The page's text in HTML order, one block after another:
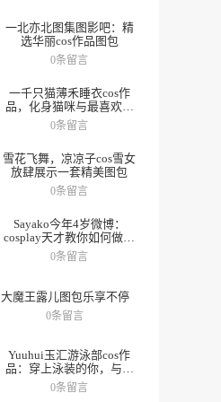
一北亦北图集图影吧：精
选华丽cos作品图包
0条留言
一千只猫薄禾睡衣cos作
品，化身猫咪与最喜欢的
人一起度过夜晚。
0条留言
雪花飞舞，凉凉子cos雪女
放肆展示一套精美图包
0条留言
Sayako今年4岁微博：
cosplay天才教你如何做好
角色，数十组美图带你领
略精彩人生。
0条留言
大魔王露儿图包乐享不停
0条留言
Yuuhui玉汇游泳部cos作
品：穿上泳装的你，与众
不同
0条留言